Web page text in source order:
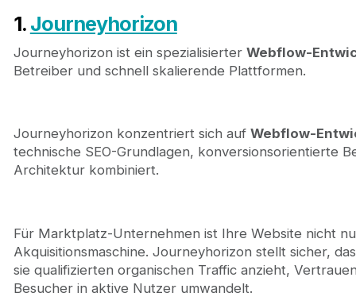
1. Journeyhorizon
Journeyhorizon ist ein spezialisierter Webflow-
Betreiber und schnell skalierende Plattformen.
Journeyhorizon konzentriert sich auf Webflow-
technische SEO-Grundlagen, konversionsorientierte
Architektur kombiniert.
Für Marktplatz-Unternehmen ist Ihre Website nicht
Akquisitionsmaschine. Journeyhorizon stellt sicher,
sie qualifizierten organischen Traffic anzieht,
Besucher in aktive Nutzer umwandelt.